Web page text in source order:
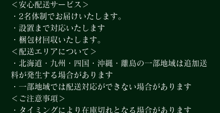
＜安心配送サービス＞
・2名体制でお届けいたします。
・設置まで対応いたします
・梱包材回収いたします。
＜配送エリアについて＞
・北海道・九州・四国・沖縄・離島の一部地域は追加送
料が発生する場合があります
・一部地域では配送対応ができない場合があります
＜ご注意事項＞
・タイミングにより在庫切れとなる場合があります